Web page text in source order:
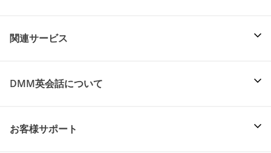
関連サービス
DMM英会話について
お客様サポート